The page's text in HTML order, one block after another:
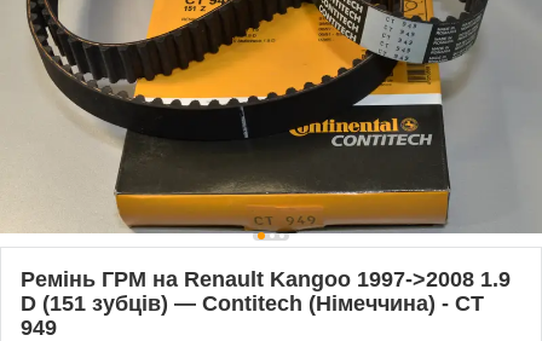
Ремінь ГРМ на Renault Kangoo 1997->2008 1.9
D (151 зубців) — Contitech (Німеччина) - CT
949